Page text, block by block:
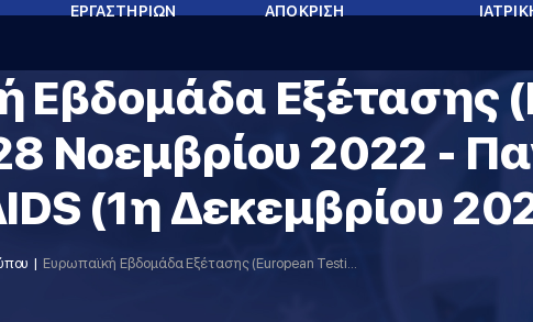
ΕΡΓΑΣΤΗΡΙΩΝ
ΑΠΟΚΡΙΣΗ
Εβδομάδα Εξέτασης
Νοεμβρίου 2022 -
(1η Δεκεμβρίου
Ευρωπαϊκή Εβδομάδα Εξέτασης (European Testing Week) 21-28 Νοεμβρίου 2022 - Παγκόσμια Ημέρα κατά του AIDS (1η Δεκεμβρίου 2022)